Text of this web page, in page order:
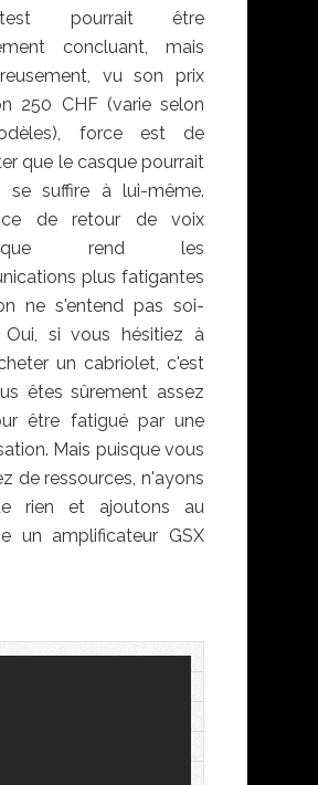
pourrait être
concluant, mais
vu son prix
250 CHF (varie selon
force est de
que le casque pourrait
se suffire à lui-même.
de retour de voix
rend les
plus fatigantes
ne s'entend pas soi-
Oui, si vous hésitiez à
un cabriolet, c'est
êtes sûrement assez
être fatigué par une
Mais puisque vous
de ressources, n'ayons
rien et ajoutons au
un amplificateur GSX